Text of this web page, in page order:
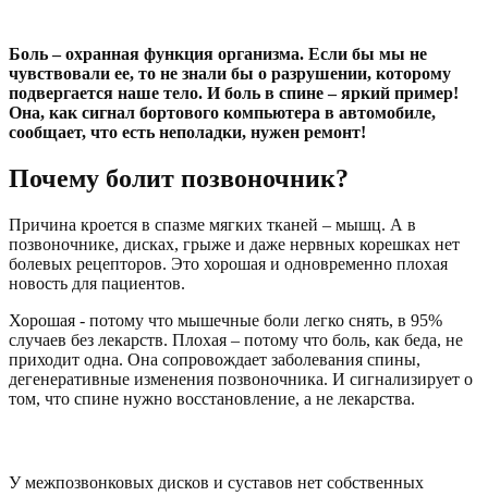
Боль – охранная функция организма. Если бы мы не
чувствовали ее, то не знали бы о разрушении, которому
подвергается наше тело. И боль в спине – яркий пример!
Она, как сигнал бортового компьютера в автомобиле,
сообщает, что есть неполадки, нужен ремонт!
Почему болит позвоночник?
Причина кроется в спазме мягких тканей – мышц. А в
позвоночнике, дисках, грыже и даже нервных корешках нет
болевых рецепторов. Это хорошая и одновременно плохая
новость для пациентов.
Хорошая - потому что мышечные боли легко снять, в 95%
случаев без лекарств. Плохая – потому что боль, как беда, не
приходит одна. Она сопровождает заболевания спины,
дегенеративные изменения позвоночника. И сигнализирует о
том, что спине нужно восстановление, а не лекарства.
У межпозвонковых дисков и суставов нет собственных